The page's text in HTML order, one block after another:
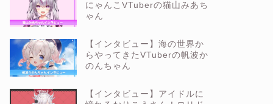
にゃんこVTuberの猫山みあち
ゃん
【インタビュー】海の世界か
らやってきたVTuberの帆波か
のんちゃん
【インタビュー】アイドルに